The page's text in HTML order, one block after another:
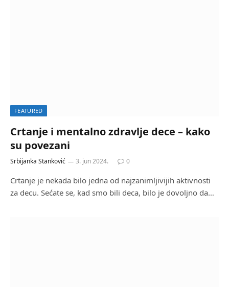
FEATURED
Crtanje i mentalno zdravlje dece – kako
su povezani
Srbijanka Stanković 3. jun 2024. 0
Crtanje je nekada bilo jedna od najzanimljivijih aktivnosti
za decu. Sećate se, kad smo bili deca, bilo je dovoljno da…